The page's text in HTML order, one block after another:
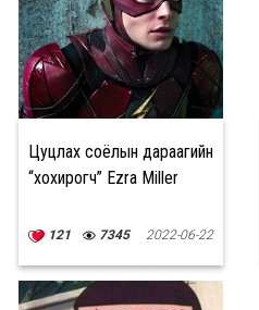
Цуцлах соёлын дараагийн
“хохирогч” Ezra Miller
121 7345 2022-06-22